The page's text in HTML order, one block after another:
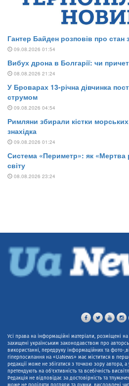
Усі права на інформаційні матеріали, розміщені
захищені українським законодавством про
використанні, передруку інформаційних та фото-
гіперпосилання на «UaNews» має міститися в
редакції може не збігатися з точкою зору автора, а
претендують на об'єктивність та всебічність
Редакція не відповідає за достовірність та